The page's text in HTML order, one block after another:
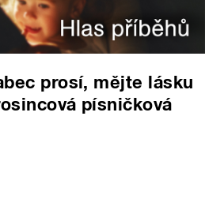
prosí, mějte lásku
písničková